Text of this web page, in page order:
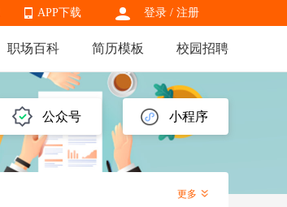
登录 / 注册
APP下载
APP下载
职场百科 简历模板 校园招聘
公众号 小程序
更多